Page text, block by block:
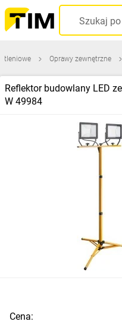
Oprawy zewnętrzne
Reflektor budowlany LED
W 49984
Cena: